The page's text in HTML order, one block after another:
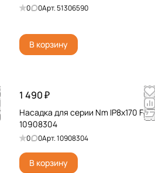
0 0Арт.51306590
В корзину
1 490 ₽
Насадка для серии Nm IP8x170 Felo
10908304
0 0Арт.10908304
В корзину